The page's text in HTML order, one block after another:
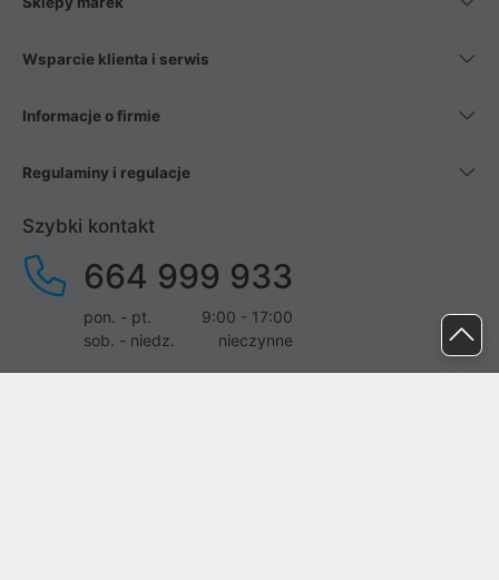
Wsparcie klienta i serwis
Informacje o firmie
Regulaminy i regulacje
Szybki kontakt
664 999 933
pon. - pt.
9:00 - 17:00
sob. - niedz.
nieczynne